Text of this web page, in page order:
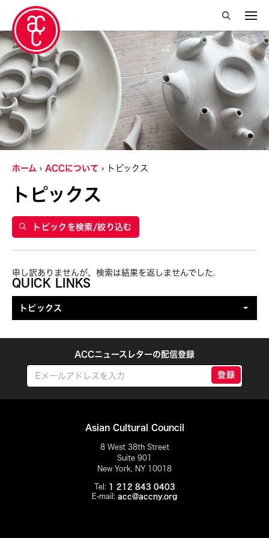
絞り込み検索を閉じる
グランティ
Abby Robinson
Charles Reinhart
Crossing Borders Music
Elise Thoron
Shuji Takashina
トピックを絞り込む
QUICK LINKS
トピックス
ホーム ACCについて トピックス
トピックス
トピックを検索/絞り込む
申し訳ありませんが、検索は結果を返しませんでした.
ACCニュースレターの配信登録
登録
Asian Cultural Council
8 West 38th Street
Suite 901
New York, NY 10018
Tel: 1 212 843 0403
E-mail: acc@accny.org